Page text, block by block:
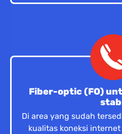
Fiber-optic (FO)
Di area yang sudah
kualitas koneksi